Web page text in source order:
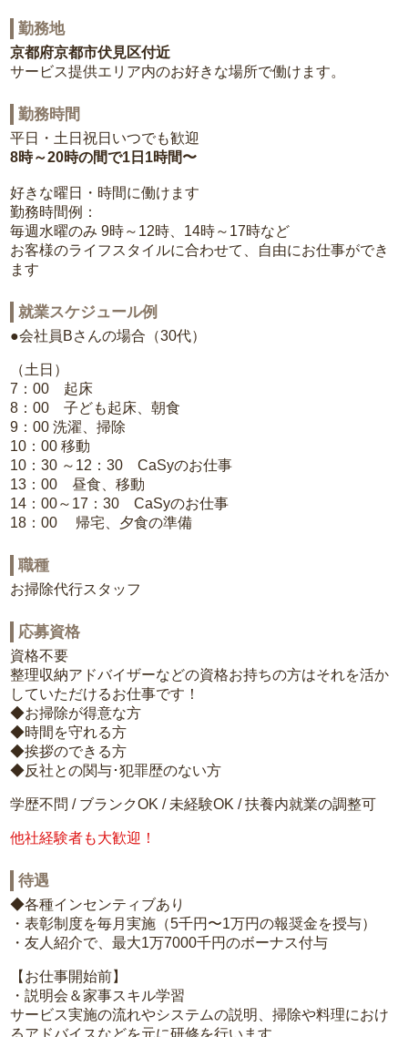
勤務地
京都府京都市伏見区付近
サービス提供エリア内のお好きな場所で働けます。
勤務時間
平日・土日祝日いつでも歓迎
8時～20時の間で1日1時間〜
好きな曜日・時間に働けます
勤務時間例：
毎週水曜のみ 9時～12時、14時～17時など
お客様のライフスタイルに合わせて、自由にお仕事ができ
ます
就業スケジュール例
●会社員Bさんの場合（30代）
（土日）
7：00 起床
8：00 子ども起床、朝食
9：00 洗濯、掃除
10：00 移動
10：30 ～12：30 CaSyのお仕事
13：00 昼食、移動
14：00～17：30 CaSyのお仕事
18：00 帰宅、夕食の準備
職種
お掃除代行スタッフ
応募資格
資格不要
整理収納アドバイザーなどの資格お持ちの方はそれを活か
していただけるお仕事です！
◆お掃除が得意な方
◆時間を守れる方
◆挨拶のできる方
◆反社との関与･犯罪歴のない方
学歴不問 / ブランクOK / 未経験OK / 扶養内就業の調整可
他社経験者も大歓迎！
待遇
◆各種インセンティブあり
・表彰制度を毎月実施（5千円〜1万円の報奨金を授与）
・友人紹介で、最大1万7000千円のボーナス付与
【お仕事開始前】
・説明会＆家事スキル学習
サービス実施の流れやシステムの説明、掃除や料理におけ